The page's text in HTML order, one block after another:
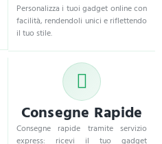
Personalizza i tuoi gadget online con
facilità, rendendoli unici e riflettendo
il tuo stile.
Consegne Rapide
Consegne rapide tramite servizio
express: ricevi il tuo gadget